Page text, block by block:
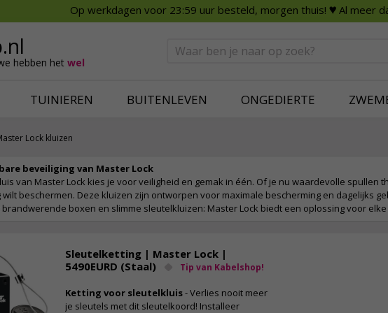
Op werkdagen voor 23:59 uur besteld, morgen thuis! ♥ Al meer
hebben het wel
TUINIEREN BUITENLEVEN ONGEDIERTE
Smart Home
Deurbellen
Slimme
Lock kluizen
beveiliging van Master Lock
van Master Lock kies je voor veiligheid en gemak in één. Of je nu waardevolle spullen
beschermen. Deze kluizen zijn ontworpen voor maximale bescherming en dagelijks
boxen en slimme sleutelkluizen: Master Lock biedt een oplossing voor
Sleutelketting | Master Lock |
5490EURD (Staal)
Tip van Kabelshop!
Ketting voor sleutelkluis- Verlies nooit meer
je sleutels met dit sleutelkoord! Installeer